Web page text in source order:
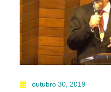
outubro 30, 2019